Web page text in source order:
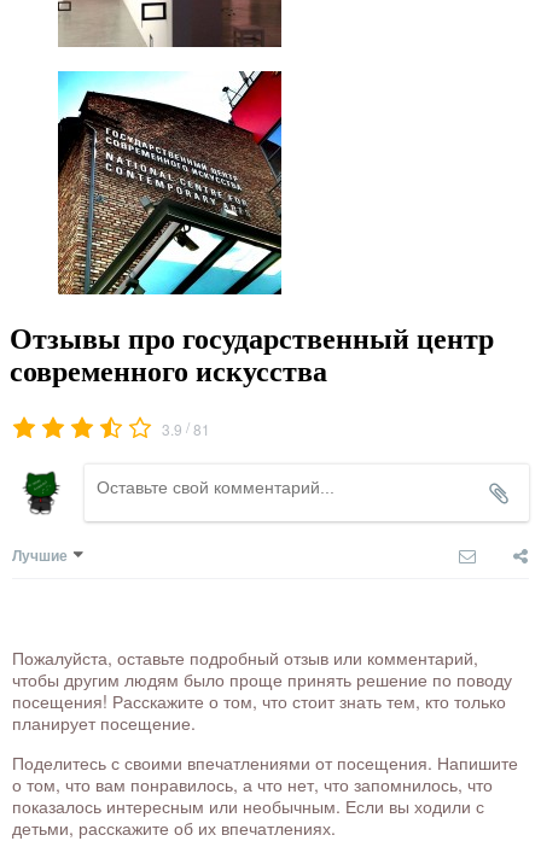
Отзывы про государственный центр
современного искусства
3.9 /81
Лучшие
Пожалуйста, оставьте подробный отзыв или комментарий,
чтобы другим людям было проще принять решение по поводу
посещения! Расскажите о том, что стоит знать тем, кто только
планирует посещение.
Поделитесь с своими впечатлениями от посещения. Напишите
о том, что вам понравилось, а что нет, что запомнилось, что
показалось интересным или необычным. Если вы ходили с
детьми, расскажите об их впечатлениях.